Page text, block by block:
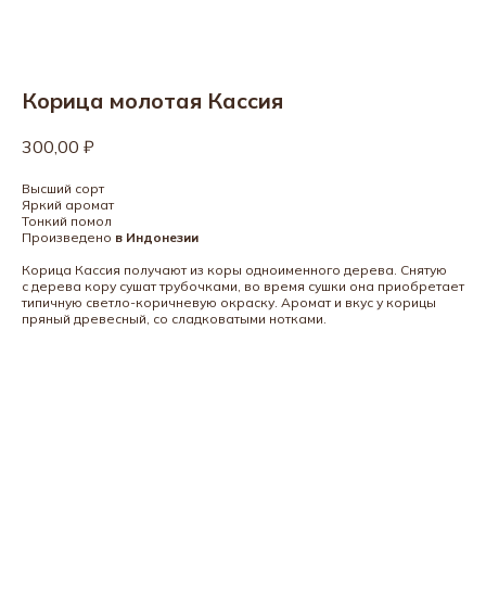
Корица молотая Кассия
300,00 ₽
Высший сорт
Яркий аромат
Тонкий помол
Произведено в Индонезии
Корица Кассия получают из коры одноименного дерева. Снятую
с дерева кору сушат трубочками, во время сушки она приобретает
типичную светло-коричневую окраску. Аромат и вкус у корицы
пряный древесный, со сладковатыми нотками.